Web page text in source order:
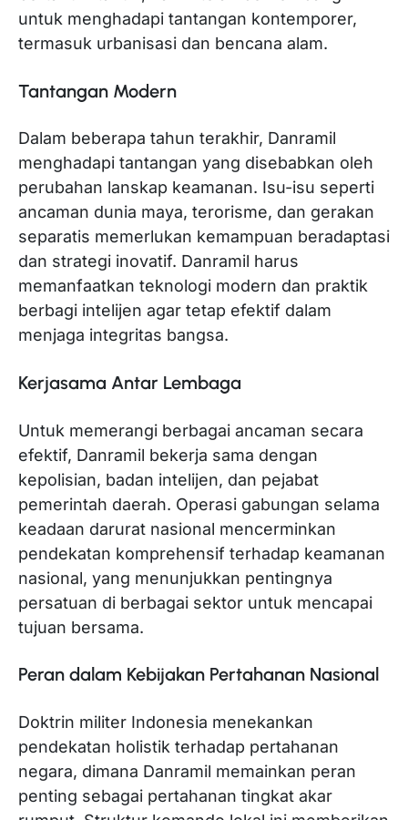
untuk menghadapi tantangan kontemporer,
termasuk urbanisasi dan bencana alam.
Tantangan Modern
Dalam beberapa tahun terakhir, Danramil
menghadapi tantangan yang disebabkan oleh
perubahan lanskap keamanan. Isu-isu seperti
ancaman dunia maya, terorisme, dan gerakan
separatis memerlukan kemampuan beradaptasi
dan strategi inovatif. Danramil harus
memanfaatkan teknologi modern dan praktik
berbagi intelijen agar tetap efektif dalam
menjaga integritas bangsa.
Kerjasama Antar Lembaga
Untuk memerangi berbagai ancaman secara
efektif, Danramil bekerja sama dengan
kepolisian, badan intelijen, dan pejabat
pemerintah daerah. Operasi gabungan selama
keadaan darurat nasional mencerminkan
pendekatan komprehensif terhadap keamanan
nasional, yang menunjukkan pentingnya
persatuan di berbagai sektor untuk mencapai
tujuan bersama.
Peran dalam Kebijakan Pertahanan Nasional
Doktrin militer Indonesia menekankan
pendekatan holistik terhadap pertahanan
negara, dimana Danramil memainkan peran
penting sebagai pertahanan tingkat akar